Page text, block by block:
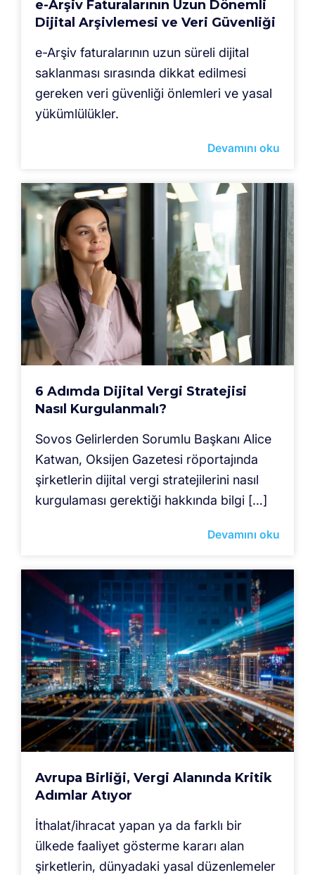
e-Arşiv Faturalarının Uzun Dönemli
Dijital Arşivlemesi ve Veri Güvenliği
e-Arşiv faturalarının uzun süreli dijital
saklanması sırasında dikkat edilmesi
gereken veri güvenliği önlemleri ve yasal
yükümlülükler.
Devamını oku
6 Adımda Dijital Vergi Stratejisi
Nasıl Kurgulanmalı?
Sovos Gelirlerden Sorumlu Başkanı Alice
Katwan, Oksijen Gazetesi röportajında
şirketlerin dijital vergi stratejilerini nasıl
kurgulaması gerektiği hakkında bilgi […]
Devamını oku
Avrupa Birliği, Vergi Alanında Kritik
Adımlar Atıyor
İthalat/ihracat yapan ya da farklı bir
ülkede faaliyet gösterme kararı alan
şirketlerin, dünyadaki yasal düzenlemeler